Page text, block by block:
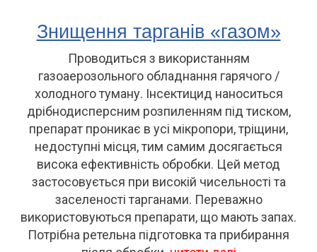
Знищення тарганів «газом»
Проводиться з використанням
газоаерозольного обладнання гарячого /
холодного туману. Інсектицид наноситься
дрібнодисперсним розпиленням під тиском,
препарат проникає в усі мікропори, тріщини,
недоступні місця, тим самим досягається
висока ефективність обробки. Цей метод
застосовується при високій чисельності та
заселеності тарганами. Переважно
використовуються препарати, що мають запах.
Потрібна ретельна підготовка та прибирання